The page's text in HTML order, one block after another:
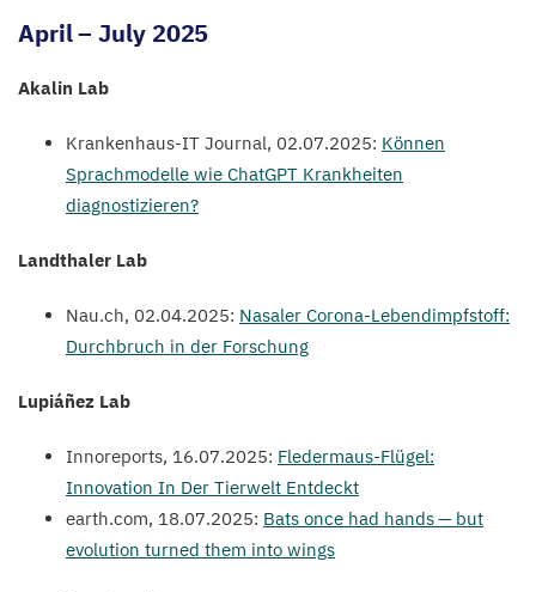
April– July 2025
Akalin Lab
Krankenhaus-IT Journal, 02.07.2025: Können
Sprachmodelle wie ChatGPT Krankheiten
diagnostizieren?
Landthaler Lab
Nau​.ch, 02.04.2025: Nasaler Corona-Lebendimpfstoff:
Durchbruch in der Forschung
Lupiáñez Lab
Innoreports, 16.07.2025: Fledermaus-Flügel:
Innovation In Der Tierwelt Entdeckt
earth​.com, 18.07.2025: Bats once had hands — but
evolution turned them into wings